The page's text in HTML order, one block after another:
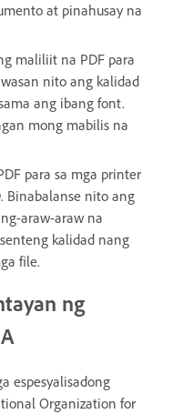
at pinahusay na
maliliit na PDF para
nito ang kalidad
ang ibang font.
mong mabilis na
para sa mga printer
Binabalanse nito ang
araw-araw na
kalidad nang
file.
ng
espesyalisadong
Organization for